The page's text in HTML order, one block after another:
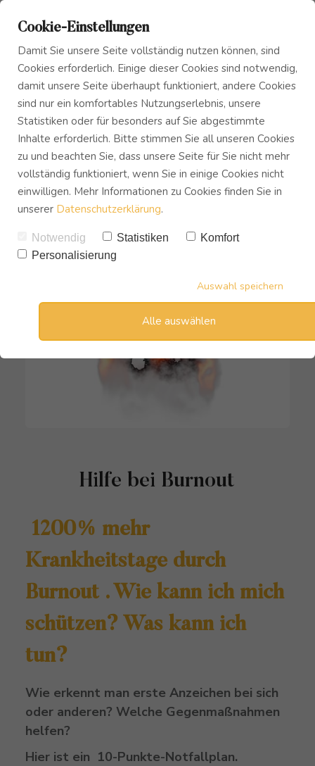
Das Innere Kind
Innerer Frieden
Blog
Podcast
Buch
Download
Burnout? Die 10
wichtigsten Tipps alls
Notfallplan für dich
4 SHARES
Hilfe bei Burnout
1200% mehr
Krankheitstage durch
Burnout . Wie kann ich mich
schützen? Was kann ich
tun?
Wie erkennt man erste Anzeichen bei sich
oder anderen? Welche Gegenmaßnahmen
helfen?
Hier ist ein 10-Punkte-Notfallplan.
Cookie-Einstellungen
Damit Sie unsere Seite vollständig nutzen können, sind
Cookies erforderlich. Einige dieser Cookies sind notwendig,
damit unsere Seite überhaupt funktioniert, andere Cookies
sind nur ein komfortables Nutzungserlebnis, unsere
Statistiken oder für besonders auf Sie abgestimmte
Inhalte erforderlich. Bitte stimmen Sie all unseren Cookies
zu und beachten Sie, dass unsere Seite für Sie nicht mehr
vollständig funktioniert, wenn Sie in einige Cookies nicht
einwilligen. Mehr Informationen zu Cookies finden Sie in
unserer Datenschutzerklärung.
Notwendig Statistiken
Komfort
Personalisierung
Auswahl speichern
Alle auswählen